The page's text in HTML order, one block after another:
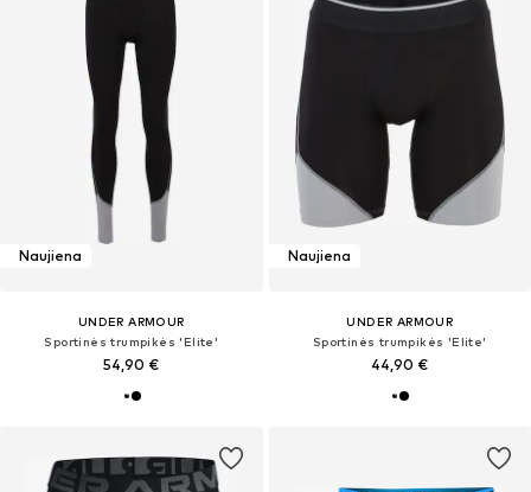
Naujiena
UNDER ARMOUR
Sportinės trumpikės 'Elite'
54,90 €
Naujiena
UNDER ARMOUR
Sportinės trumpikės 'Elite'
44,90 €